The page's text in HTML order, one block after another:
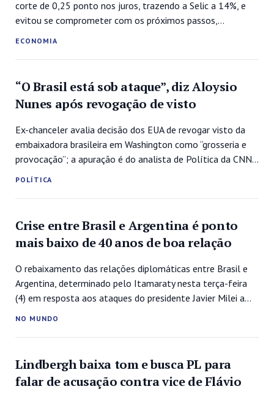
corte de 0,25 ponto nos juros, trazendo a Selic a 14%, e
evitou se comprometer com os próximos passos,
economista e CEO da Veedha Investimentos, apontou para
o balanço...
ECONOMIA
“O Brasil está sob ataque”, diz Aloysio
Nunes após revogação de visto
Ex-chanceler avalia decisão dos EUA de revogar visto da
embaixadora brasileira em Washington como “grosseria e
provocação”; a apuração é do analista de Política da CNN
Pedro Venceslau Aloysio Nunes, que comandou o Itamaraty
que o Brasil está “sob ataque” após a decisão dos Estados
POLÍTICA
Crise entre Brasil e Argentina é ponto
mais baixo de 40 anos de boa relação
O rebaixamento das relações diplomáticas entre Brasil e
Argentina, determinado pelo Itamaraty nesta terça-feira
(4) em resposta aos ataques do presidente Javier Milei a
nas últimas quatro décadas.A mais recente derrocada entre
NO MUNDO
Lindbergh baixa tom e busca PL para
falar de acusação contra vice de Flávio